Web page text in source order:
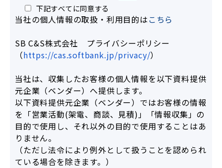
下記すべてに同意する
当社の個人情報の取扱・利用目的はこちら
SB C&S株式会社 プライバシーポリシー
（https://cas.softbank.jp/privacy/）
当社は、収集したお客様の個人情報を以下資料提供
元企業（ベンダー）へ提供します。
以下資料提供元企業（ベンダー）ではお客様の情報
を「営業活動(架電、商談、見積)」「情報収集」の
目的で使用し、それ以外の目的で使用することはあ
りません。
（ただし法令により例外として扱うことを認められ
ている場合を除きます。）